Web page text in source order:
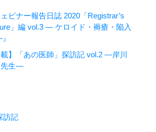
ェビナー報告日誌 2020「Registrar’s
」編 vol.3 ― ケロイド・褥瘡・陥入
載】「あの医師」探訪記 vol.2 ―岸川
先生―
訪記